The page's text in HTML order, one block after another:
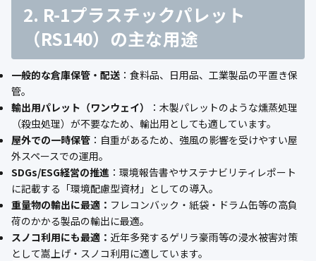
2. R-1プラスチックパレット
（RS140）の主な用途
一般的な倉庫保管・配送 ：食料品、日用品、工業製品の平置き保
管。
輸出用パレット（ワンウェイ）
：木製パレットのような燻蒸処理
（殺虫処理）が不要なため、輸出用としても適しています。
屋外での一時保管 ：自重があるため、強風の影響を受けやすい屋
外スペースでの運用。
SDGs/ESG経営の推進 ：環境報告書やサステナビリティレポート
に記載する「環境配慮型資材」としての導入。
重量物の輸出に最適： フレコンバック・紙袋・ドラム缶等の高負
荷のかかる製品の輸出に最適。
スノコ利用にも最適： 近年多発するゲリラ豪雨等の浸水被害対策
として嵩上げ・スノコ利用に適しています。